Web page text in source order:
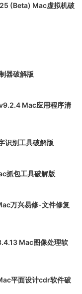
(Beta) Mac虚拟机破
器破解版
Mac应用程序清
识别工具破解版
抓包工具破解版
万兴易修-文件修复
Mac图像处理软
平面设计cdr软件破